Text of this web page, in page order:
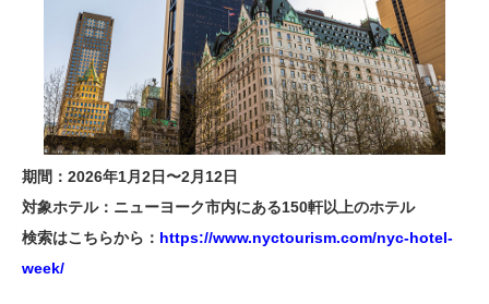
期間：2026年1月2日〜2月12日
対象ホテル：ニューヨーク市内にある150軒以上のホテル
検索はこちらから： https://www.nyctourism.com/nyc-hotel-
week/